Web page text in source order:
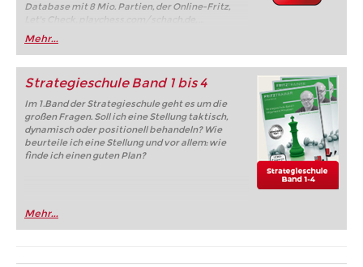
Database mit 8 Mio. Partien, der Online-Fritz,
Let's Check, playchess.com/schach.de, ...
Mehr...
Strategieschule Band 1 bis 4
Im 1.Band der Strategieschule geht es um die
großen Fragen. Soll ich eine Stellung taktisch,
dynamisch oder positionell behandeln? Wie
beurteile ich eine Stellung und vor allem: wie
finde ich einen guten Plan?
Mehr...